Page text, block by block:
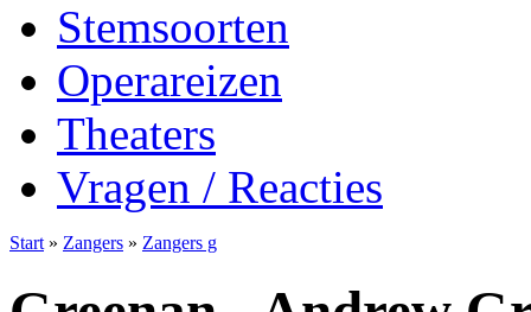
Stemsoorten
Operareizen
Theaters
Vragen / Reacties
Start » Zangers » Zangers g